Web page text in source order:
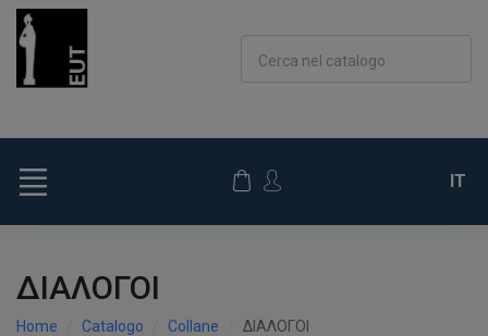
Cerca nel catalogo
IT
ΔΙΑΛΟΓΟΙ
Home Catalogo Collane ΔΙΑΛΟΓΟΙ